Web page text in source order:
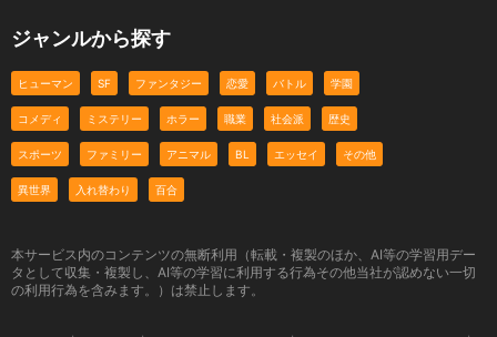
ジャンルから探す
ヒューマン SF ファンタジー 恋愛 バトル 学園
コメディ ミステリー ホラー 職業 社会派 歴史
スポーツ ファミリー アニマル BL エッセイ その他
異世界 入れ替わり 百合
本サービス内のコンテンツの無断利用（転載・複製のほか、AI等の学習用デー
タとして収集・複製し、AI等の学習に利用する行為その他当社が認めない一切
の利用行為を含みます。）は禁止します。